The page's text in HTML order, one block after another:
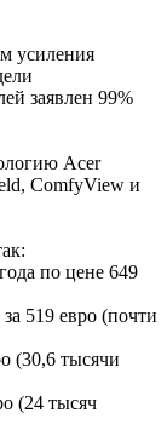
усиления
заявлен 99%
Acer
ComfyView и
по цене 649
519 евро (почти
(30,6 тысячи
(24 тысяч